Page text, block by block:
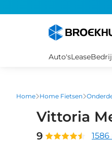
Auto'sLease
Home Home Fietsen
Vittoria
9